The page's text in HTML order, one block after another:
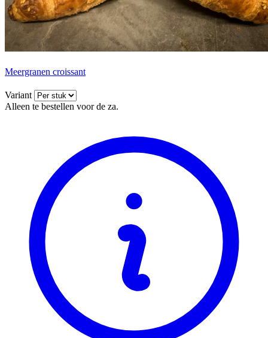
Meergranen croissant
Variant
Alleen te bestellen voor de za.